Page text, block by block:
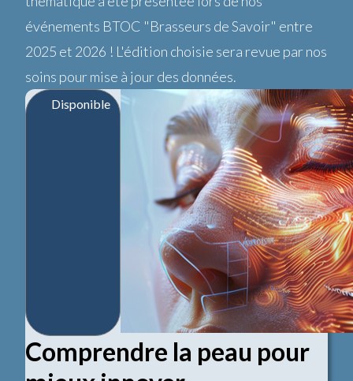
événements BTOC "Brasseurs de Savoir" entre
2025 et 2026 ! L'édition choisie sera revue par nos
soins pour mise à jour des données.
Disponible
Comprendre la peau pour